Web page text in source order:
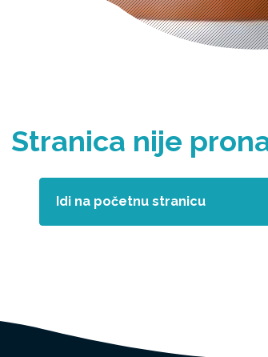
Stranica nije
Idi na početnu stranicu